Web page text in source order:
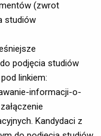
(zwrot
studiów
podjęcia studiów
linkiem:
informacji-o-
Kandydaci z